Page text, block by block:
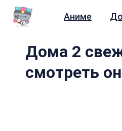
Аниме
Дома 2
смотреть